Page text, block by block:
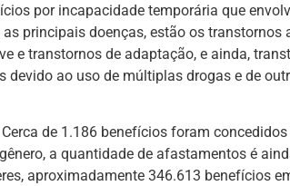
por incapacidade temporária que
principais doenças, estão os transtornos
e transtornos de adaptação, e ainda,
devido ao uso de múltiplas drogas e de
de 1.186 benefícios foram
a quantidade de afastamentos é
aproximadamente 346.613 benefícios